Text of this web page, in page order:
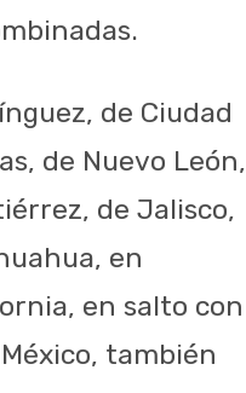
de Ciudad
de Nuevo León,
de Jalisco,
en
en salto con
también